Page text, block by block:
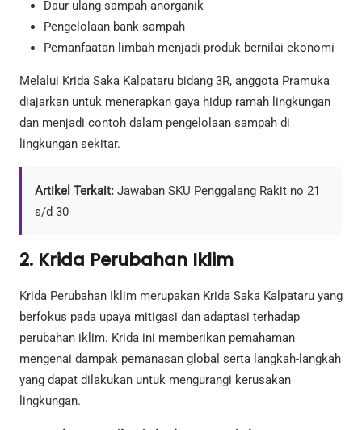
Daur ulang sampah anorganik
Pengelolaan bank sampah
Pemanfaatan limbah menjadi produk bernilai ekonomi
Melalui Krida Saka Kalpataru bidang 3R, anggota Pramuka
diajarkan untuk menerapkan gaya hidup ramah lingkungan
dan menjadi contoh dalam pengelolaan sampah di
lingkungan sekitar.
Artikel Terkait: Jawaban SKU Penggalang Rakit no 21
s/d 30
2. Krida Perubahan Iklim
Krida Perubahan Iklim merupakan Krida Saka Kalpataru yang
berfokus pada upaya mitigasi dan adaptasi terhadap
perubahan iklim. Krida ini memberikan pemahaman
mengenai dampak pemanasan global serta langkah-langkah
yang dapat dilakukan untuk mengurangi kerusakan
lingkungan.